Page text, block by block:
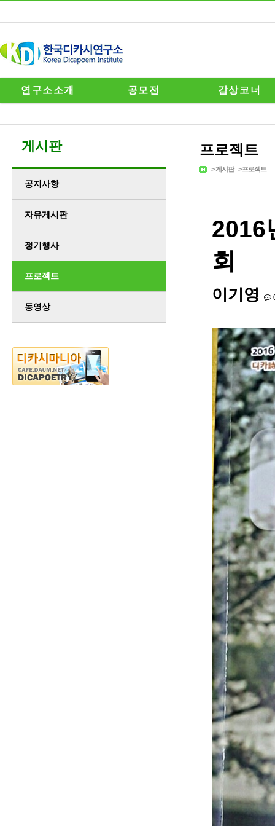
연구소소개 공모전 감상코너
프로젝트
>게시판 >프로젝트
2016
회
이기영
게시판
공지사항
자유게시판
정기행사
프로젝트
동영상